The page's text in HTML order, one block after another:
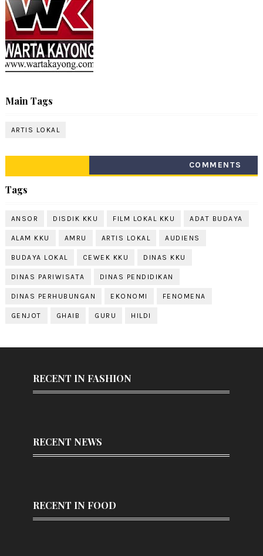
Main Tags
ARTIS LOKAL
COMMENTS
Tags
ANSOR DISDIK KKU FILM LOKAL KKU ADAT BUDAYA
ALAM KKU AMRU ARTIS LOKAL AUDIENS
BUDAYA LOKAL CEWEK KKU DINAS KKU
DINAS PARIWISATA DINAS PENDIDIKAN
DINAS PERHUBUNGAN EKONOMI FENOMENA
GENJOT GHAIB GURU HILDI
RECENT IN FASHION
RECENT NEWS
RECENT IN FOOD